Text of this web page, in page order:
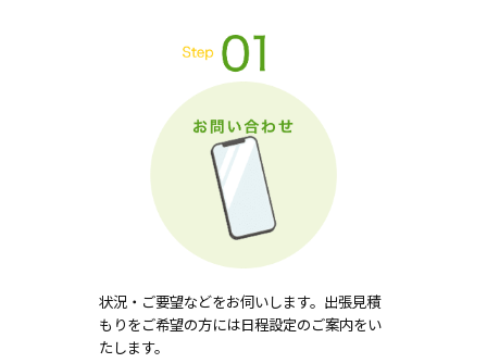
状況・ご要望などをお伺いします。出張見積
もりをご希望の方には日程設定のご案内をい
たします。